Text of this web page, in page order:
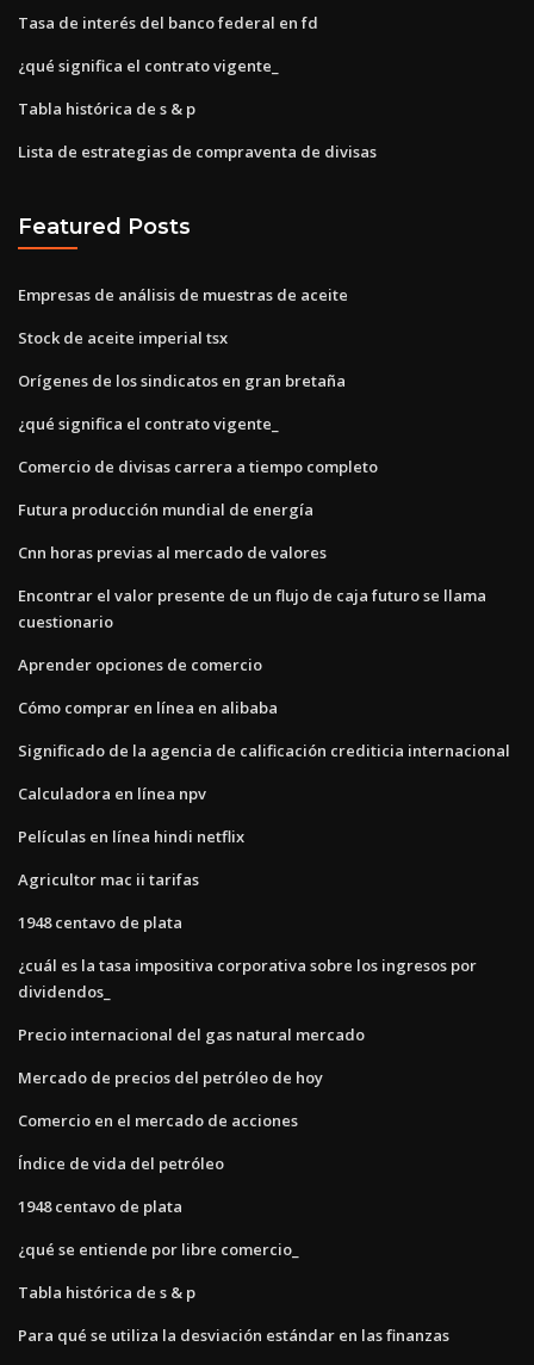
Tasa de interés del banco federal en fd
¿qué significa el contrato vigente_
Tabla histórica de s & p
Lista de estrategias de compraventa de divisas
Featured Posts
Empresas de análisis de muestras de aceite
Stock de aceite imperial tsx
Orígenes de los sindicatos en gran bretaña
¿qué significa el contrato vigente_
Comercio de divisas carrera a tiempo completo
Futura producción mundial de energía
Cnn horas previas al mercado de valores
Encontrar el valor presente de un flujo de caja futuro se llama
cuestionario
Aprender opciones de comercio
Cómo comprar en línea en alibaba
Significado de la agencia de calificación crediticia internacional
Calculadora en línea npv
Películas en línea hindi netflix
Agricultor mac ii tarifas
1948 centavo de plata
¿cuál es la tasa impositiva corporativa sobre los ingresos por
dividendos_
Precio internacional del gas natural mercado
Mercado de precios del petróleo de hoy
Comercio en el mercado de acciones
Índice de vida del petróleo
1948 centavo de plata
¿qué se entiende por libre comercio_
Tabla histórica de s & p
Para qué se utiliza la desviación estándar en las finanzas